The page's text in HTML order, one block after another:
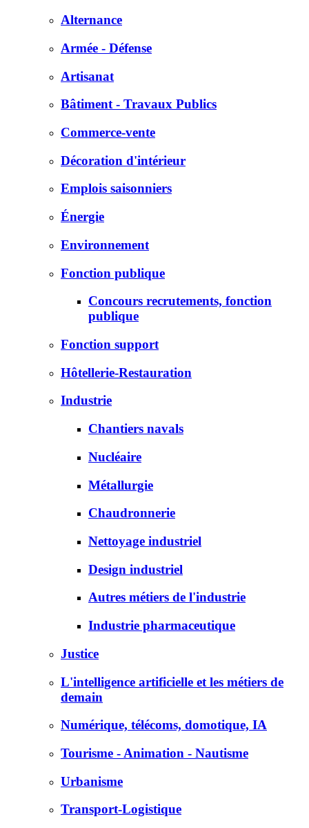
Alternance
Armée - Défense
Artisanat
Bâtiment - Travaux Publics
Commerce-vente
Décoration d'intérieur
Emplois saisonniers
Énergie
Environnement
Fonction publique
Concours recrutements, fonction
publique
Fonction support
Hôtellerie-Restauration
Industrie
Chantiers navals
Nucléaire
Métallurgie
Chaudronnerie
Nettoyage industriel
Design industriel
Autres métiers de l'industrie
Industrie pharmaceutique
Justice
L'intelligence artificielle et les métiers de
demain
Numérique, télécoms, domotique, IA
Tourisme - Animation - Nautisme
Urbanisme
Transport-Logistique